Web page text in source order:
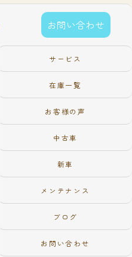
お問い合わせ
サービス
在庫一覧
お客様の声
中古車
新車
メンテナンス
ブログ
お問い合わせ